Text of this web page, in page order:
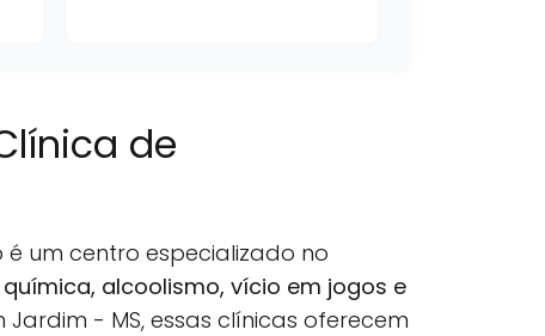
de
um centro especializado no
alcoolismo, vício em jogos e
Jardim - MS, essas clínicas oferecem